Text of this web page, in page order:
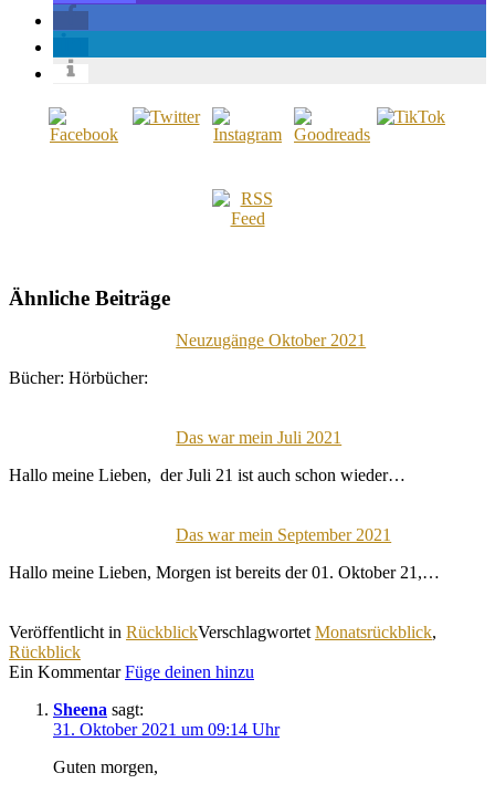
Ähnliche Beiträge
Neuzugänge Oktober 2021
Bücher: Hörbücher:
Das war mein Juli 2021
Hallo meine Lieben, der Juli 21 ist auch schon wieder…
Das war mein September 2021
Hallo meine Lieben, Morgen ist bereits der 01. Oktober 21,…
Veröffentlicht in RückblickVerschlagwortet Monatsrückblick,
Rückblick
Ein KommentarFüge deinen hinzu
Sheena sagt:
31. Oktober 2021 um 09:14 Uhr
Guten morgen,